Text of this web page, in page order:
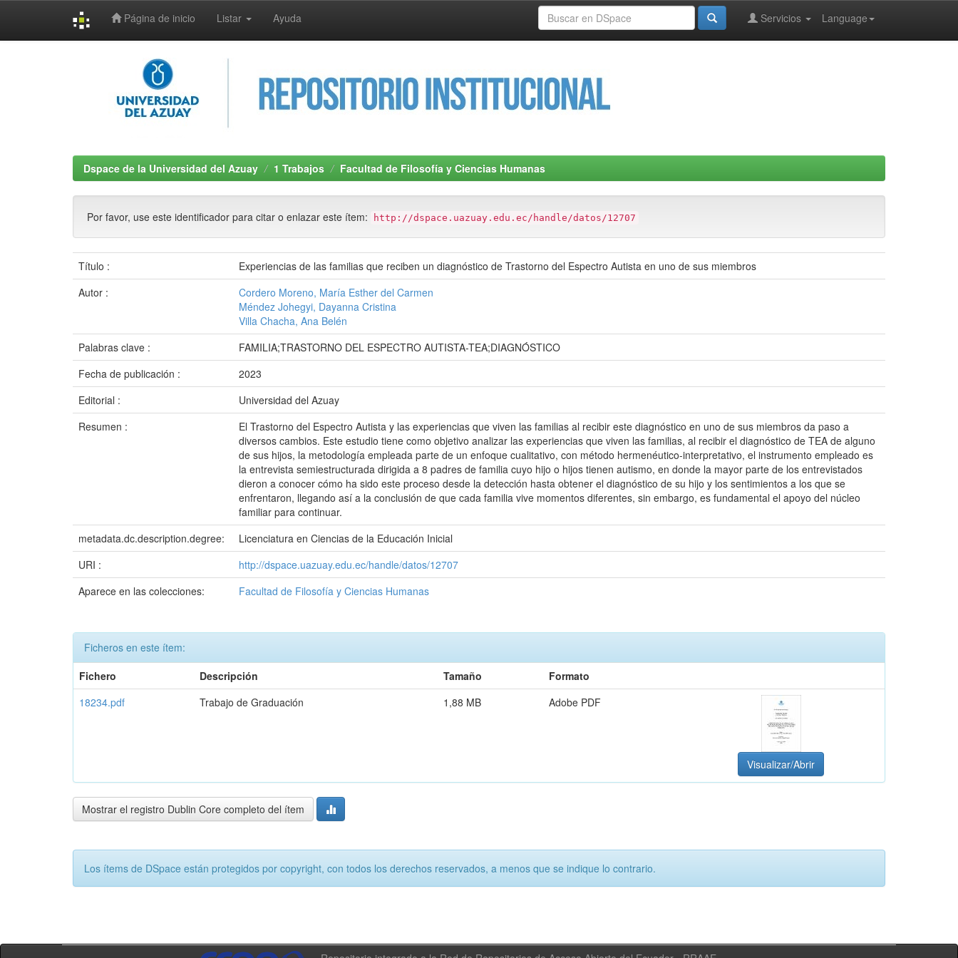
Página de inicio Listar Ayuda Language
Servicios
Dspace de la Universidad del Azuay 1 Trabajos Facultad de Filosofía y Ciencias Humanas
Por favor, use este identificador para citar o enlazar este ítem: http://dspace.uazuay.edu.ec/handle/datos/12707
Título :
Experiencias de las familias que reciben un diagnóstico de Trastorno del Espectro Autista en uno de sus miembros
Autor :
Cordero Moreno, María Esther del Carmen
Méndez Johegyi, Dayanna Cristina
Villa Chacha, Ana Belén
Palabras clave :
FAMILIA;TRASTORNO DEL ESPECTRO AUTISTA-TEA;DIAGNÓSTICO
Fecha de publicación :
2023
Editorial :
Universidad del Azuay
Resumen :
El Trastorno del Espectro Autista y las experiencias que viven las familias al recibir este diagnóstico en uno de sus miembros da paso a
diversos cambios. Este estudio tiene como objetivo analizar las experiencias que viven las familias, al recibir el diagnóstico de TEA de alguno
de sus hijos, la metodología empleada parte de un enfoque cualitativo, con método hermenéutico-interpretativo, el instrumento empleado es
la entrevista semiestructurada dirigida a 8 padres de familia cuyo hijo o hijos tienen autismo, en donde la mayor parte de los entrevistados
dieron a conocer cómo ha sido este proceso desde la detección hasta obtener el diagnóstico de su hijo y los sentimientos a los que se
enfrentaron, llegando así a la conclusión de que cada familia vive momentos diferentes, sin embargo, es fundamental el apoyo del núcleo
familiar para continuar.
metadata.dc.description.degree:
Licenciatura en Ciencias de la Educación Inicial
URI :
http://dspace.uazuay.edu.ec/handle/datos/12707
Aparece en las colecciones:
Facultad de Filosofía y Ciencias Humanas
Ficheros en este ítem:
Fichero
Descripción Tamaño
Formato
18234.pdf
Trabajo de Graduación 1,88 MB Adobe PDF
Visualizar/Abrir
Mostrar el registro Dublin Core completo del ítem
Los ítems de DSpace están protegidos por copyright, con todos los derechos reservados, a menos que se indique lo contrario.